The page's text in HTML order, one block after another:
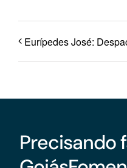
Eurípedes José:
Precisando